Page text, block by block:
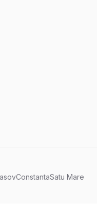
ConstantaSatu Mare